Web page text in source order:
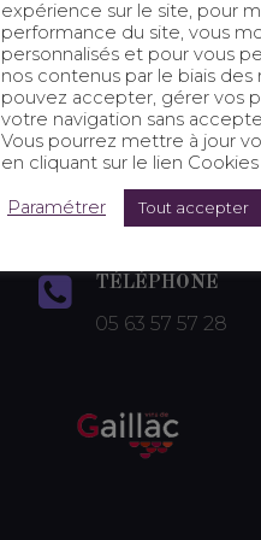
ADRESSE
81600 Montans
TÉLÉPHONE
05 63 57 57 28
expérience sur le site, pour
performance du site, vous
personnalisés et pour vous
nos contenus par le biais des
pouvez accepter, gérer vos
votre navigation sans
Vous pourrez mettre à jour
en cliquant sur le lien
Paramétrer Tout accepter